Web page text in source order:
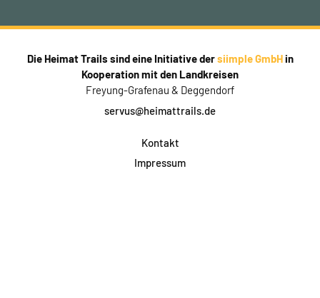
Die Heimat Trails sind eine Initiative dersiimple GmbHin
Kooperation mit den Landkreisen
Freyung-Grafenau & Deggendorf
servus@heimattrails.de
Kontakt
Impressum